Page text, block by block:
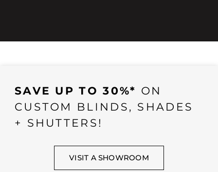
SAVE UP TO 30%* ON
CUSTOM BLINDS, SHADES
+ SHUTTERS!
VISIT A SHOWROOM